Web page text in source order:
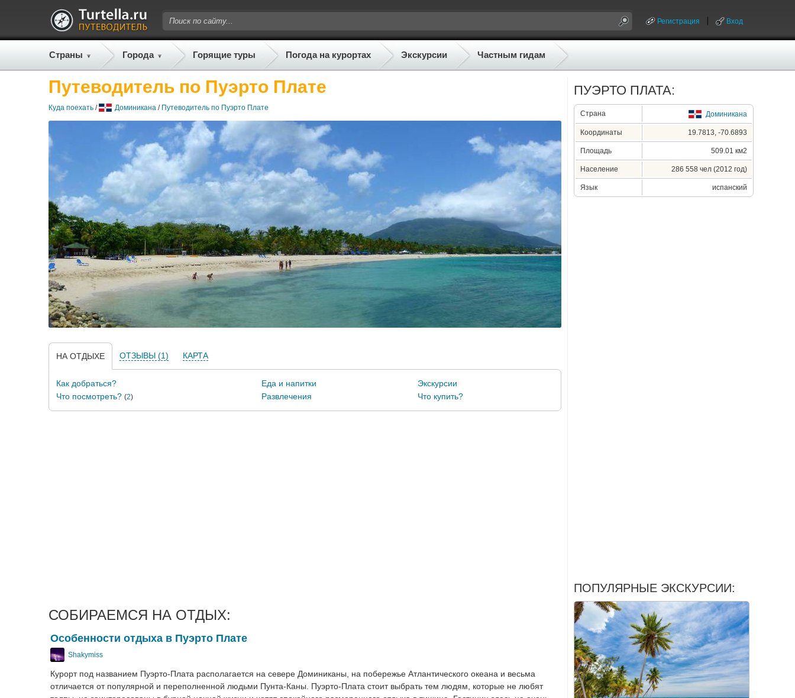
Регистрация Вход
Страны Города Горящие туры Погода на курортах Экскурсии Частным гидам
Путеводитель по Пуэрто Плате
Куда поехать / Доминикана / Путеводитель по Пуэрто Плате
НА ОТДЫХЕ ОТЗЫВЫ (1) КАРТА
Как добраться? Еда и напитки
Экскурсии
Что посмотреть? (2) Развлечения Что купить?
СОБИРАЕМСЯ НА ОТДЫХ:
Особенности отдыха в Пуэрто Плате
Shakymiss
Курорт под названием Пуэрто-Плата располагается на севере Доминиканы, на побережье Атлантического океана и весьма
отличается от популярной и переполненной людьми Пунта-Каны. Пуэрто-Плата стоит выбрать тем людям, которые не любят
ПУЭРТО ПЛАТА:
Страна Доминикана
Координаты 19.7813, -70.6893
Площадь 509.01 км2
Население 286 558 чел (2012 год)
Язык испанский
ПОПУЛЯРНЫЕ ЭКСКУРСИИ: